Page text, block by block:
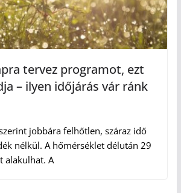
tervez programot, ezt
– ilyen időjárás vár ránk
jobbára felhőtlen, száraz idő
nélkül. A hőmérséklet délután 29
alakulhat. A